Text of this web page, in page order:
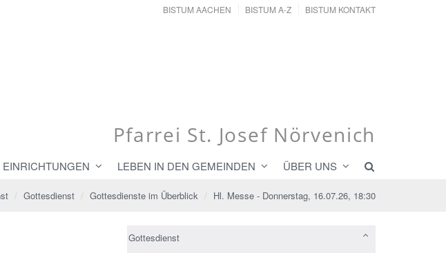
BISTUM AACHEN BISTUM A-Z BISTUM KONTAKT
Pfarrei St. Josef Nörvenich
LEBEN IN DEN GEMEINDEN ÜBER UNS
Gottesdienst Gottesdienste im Überblick Hl. Messe - Donnerstag, 16.07.26, 18:30
Gottesdienst